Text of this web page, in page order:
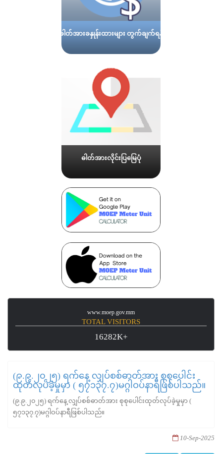
ဓါတ်အားခနှုန်းထားများ တွက်ချက်ရန်
ဓါတ်အားလိုင်းပြမြေပုံ
www.moep.gov.mm
TOTAL VISITORS
16282K+
(၉.၉.၂၀၂၅) ရက်နေ့ လျှပ်စစ်ဓာတ်အား စုစုပေါင်း
ထုတ်လုပ်ခဲ့မှုမှာ ( ၅၇၁၃၇.၇)မဂ္ဂါဝပ်နာရီဖြစ်ပါသည်။
(၉.၉.၂၀၂၅) ရက်နေ့ လျှပ်စစ်ဓာတ်အား စုစုပေါင်းထုတ်လုပ်ခဲ့မှုမှာ (
၅၇၁၃၇.၇)မဂ္ဂါဝပ်နာရီဖြစ်ပါသည်။
10-Sep-2025